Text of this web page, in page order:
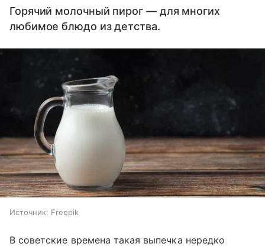
Горячий молочный пирог — для многих
любимое блюдо из детства.
Источник: Freepik
В советские времена такая выпечка нередко